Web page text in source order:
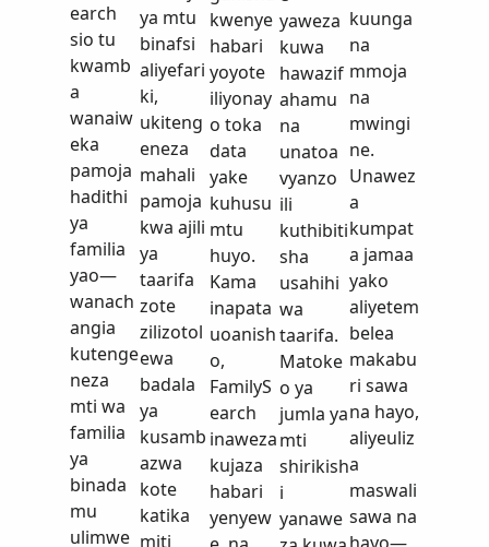
earch
sio tu
kwamb
a
wanaiw
eka
pamoja
hadithi
ya
familia
yao—
wanach
angia
kutenge
neza
mti wa
familia
ya
binada
mu
ulimwe
ya mtu
binafsi
aliyefari
ki,
ukiteng
eneza
mahali
pamoja
kwa ajili
ya
taarifa
zote
zilizotol
ewa
badala
ya
kusamb
azwa
kote
katika
miti
kwenye
habari
yoyote
iliyonay
o toka
data
yake
kuhusu
mtu
huyo.
Kama
inapata
uoanish
o,
FamilyS
earch
inaweza
kujaza
habari
yenyew
yaweza
kuwa
hawazif
ahamu
na
unatoa
vyanzo
ili
kuthibiti
sha
usahihi
wa
taarifa.
Matoke
o ya
jumla ya
mti
shirikish
i
yanawe
kuunga
na
mmoja
na
mwingi
ne.
Unawez
a
kumpat
a jamaa
yako
aliyetem
belea
makabu
ri sawa
na hayo,
aliyeuliz
a
maswali
sawa na